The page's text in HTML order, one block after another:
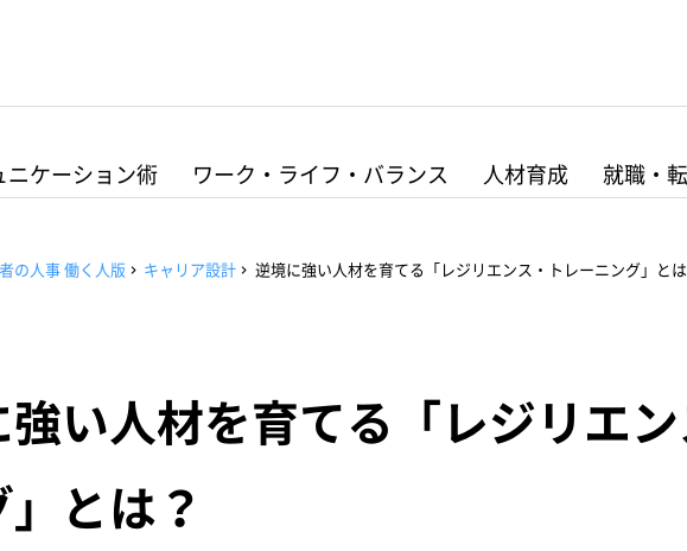
ニケーション術 ワーク・ライフ・バランス 人材育成 就職・
の人事 働く人版 キャリア設計 逆境に強い人材を育てる「レジリエンス・トレーニング」と
い人材を育てる「レジリエ
とは？